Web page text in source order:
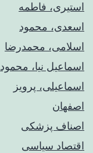
استیری، فاطمه
اسعدی، محمود
اسلامی، محمدرضا
اسماعیل نیا، محمود
اسماعیلی، پرویز
اصفهان
اصناف پزشکی
اقتصاد سیاسی